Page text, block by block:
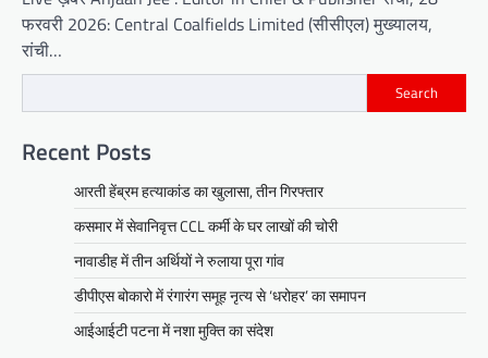
फरवरी 2026: Central Coalfields Limited (सीसीएल) मुख्यालय,
रांची…
Search
Recent Posts
आरती हेंब्रम हत्याकांड का खुलासा, तीन गिरफ्तार
कसमार में सेवानिवृत्त CCL कर्मी के घर लाखों की चोरी
नावाडीह में तीन अर्थियों ने रुलाया पूरा गांव
डीपीएस बोकारो में रंगारंग समूह नृत्य से ‘धरोहर’ का समापन
आईआईटी पटना में नशा मुक्ति का संदेश